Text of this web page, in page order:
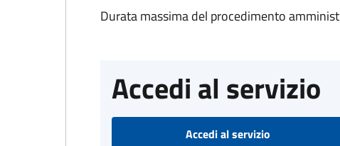
Durata massima del procedimento
Accedi al servizio
Accedi al servizio